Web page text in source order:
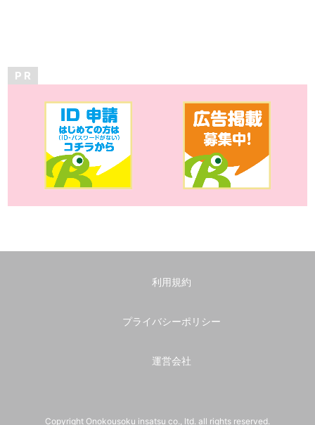
P R
利用規約
プライバシーポリシー
運営会社
Copyright Onokousoku insatsu co., ltd. all rights reserved.